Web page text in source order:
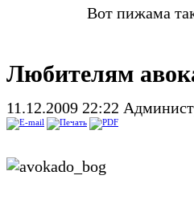
Вот пижама
Любителям
11.12.2009 22:22